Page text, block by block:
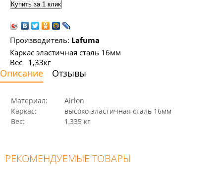
Производитель: Lafuma
Каркас эластичная сталь 16мм
Вес 1,33кг
Описание Отзывы
Материал:
Airlon
Каркас:
высоко-эластичная сталь 16мм
Вес:
1,335 кг
РЕКОМЕНДУЕМЫЕ ТОВАРЫ